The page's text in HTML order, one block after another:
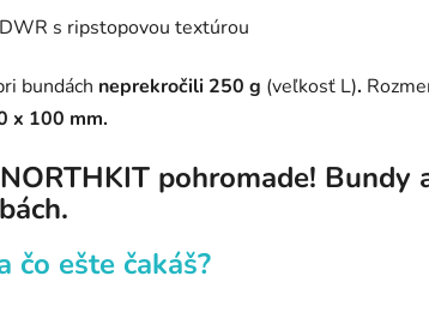
bundách neprekročili 250 g (veľkosť L).
x 100 mm.
pohromade! Bundy
čo ešte čakáš?